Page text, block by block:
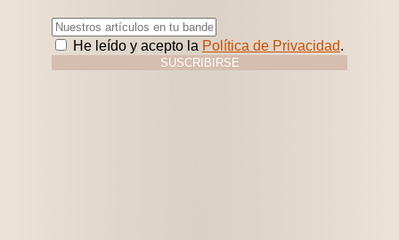
He leído y acepto la Política de Privacidad.